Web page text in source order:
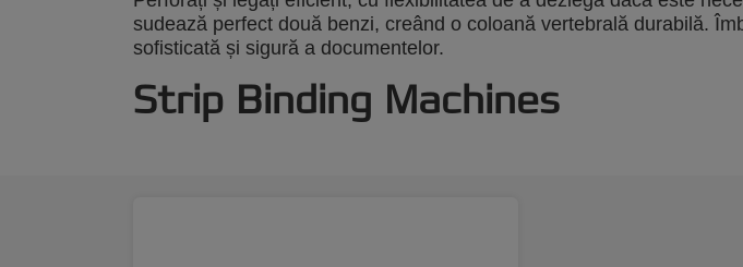
sudează perfect două benzi, creând o coloană vertebrală durabilă.
sofisticată și sigură a documentelor.
Strip Binding Machines